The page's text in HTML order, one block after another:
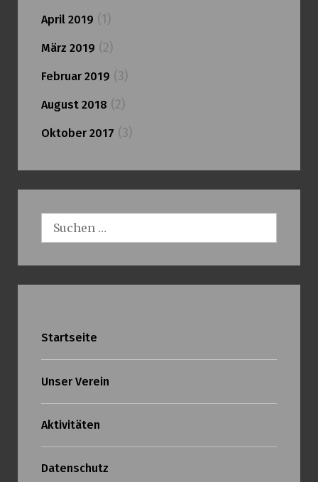
April 2019 (1)
März 2019 (2)
Februar 2019 (3)
August 2018 (2)
Oktober 2017 (3)
Suchen
nach:
Startseite
Unser Verein
Aktivitäten
Datenschutz